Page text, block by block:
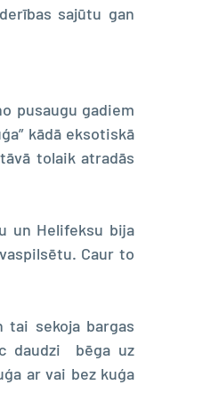
sajūtu gan
pusaugu gadiem
kādā eksotiskā
tolaik atradās
un Helifeksu bija
Caur to
tai sekoja bargas
daudzi  bēga uz
ar vai bez kuģa